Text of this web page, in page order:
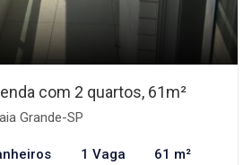
com 2 quartos, 61m²
Grande-SP
1 Vaga 61 m²